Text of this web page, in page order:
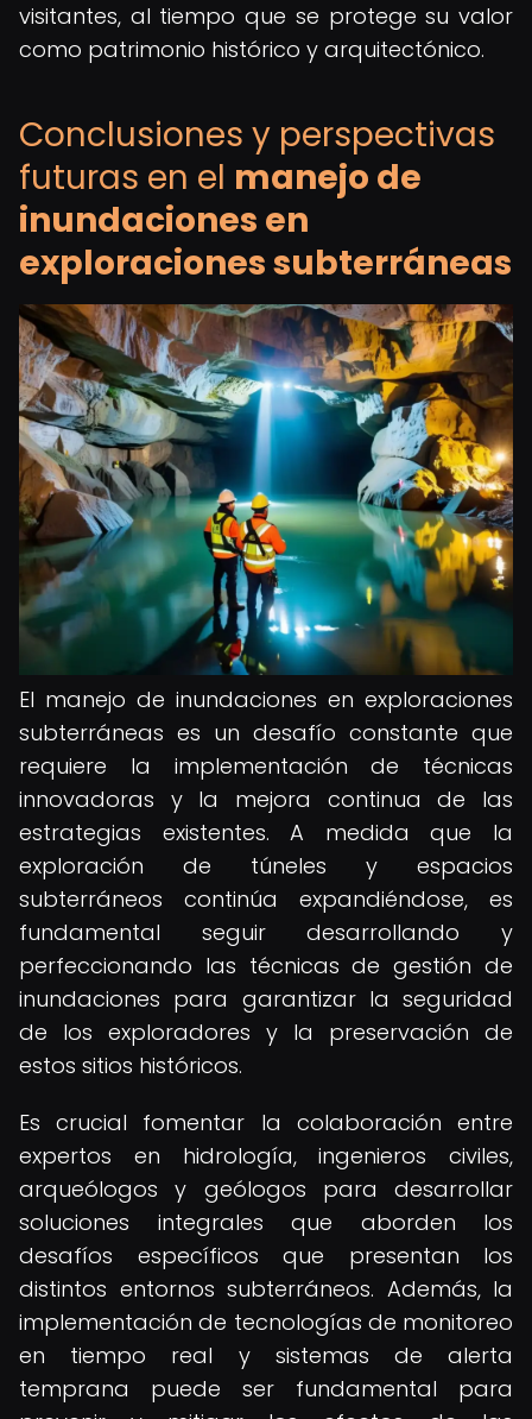
visitantes, al tiempo que se protege su valor
como patrimonio histórico y arquitectónico.
Conclusiones y perspectivas
futuras en el manejo de
inundaciones en
exploraciones subterráneas
El manejo de inundaciones en exploraciones
subterráneas es un desafío constante que
requiere la implementación de técnicas
innovadoras y la mejora continua de las
estrategias existentes. A medida que la
exploración de túneles y espacios
subterráneos continúa expandiéndose, es
fundamental seguir desarrollando y
perfeccionando las técnicas de gestión de
inundaciones para garantizar la seguridad
de los exploradores y la preservación de
estos sitios históricos.
Es crucial fomentar la colaboración entre
expertos en hidrología, ingenieros civiles,
arqueólogos y geólogos para desarrollar
soluciones integrales que aborden los
desafíos específicos que presentan los
distintos entornos subterráneos. Además, la
implementación de tecnologías de monitoreo
en tiempo real y sistemas de alerta
temprana puede ser fundamental para